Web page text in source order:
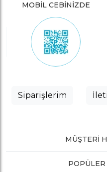
MOBİL CEBİNİZDE
Siparişlerim
MÜŞTERI
POPÜLER